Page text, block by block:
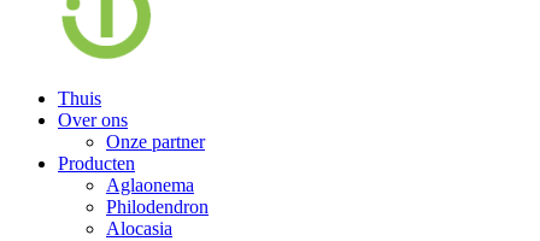
Thuis
Over ons
Onze partner
Producten
Aglaonema
Philodendron
Alocasia